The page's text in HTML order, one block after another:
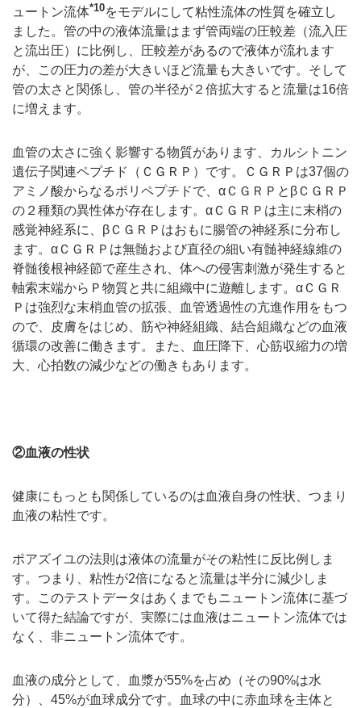
ュートン流体*10をモデルにして粘性流体の性質を確立し
ました。管の中の液体流量はまず管両端の圧較差（流入圧
と流出圧）に比例し、圧較差があるので液体が流れます
が、この圧力の差が大きいほど流量も大きいです。そして
管の太さと関係し、管の半径が２倍拡大すると流量は16倍
に増えます。
血管の太さに強く影響する物質があります、カルシトニン
遺伝子関連ペプチド（ＣＧＲＰ）です。ＣＧＲＰは37個の
アミノ酸からなるポリペプチドで、αＣＧＲＰとβＣＧＲＰ
の２種類の異性体が存在します。αＣＧＲＰは主に末梢の
感覚神経系に、βＣＧＲＰはおもに腸管の神経系に分布し
ます。αＣＧＲＰは無髄および直径の細い有髄神経線維の
脊髄後根神経節で産生され、体への侵害刺激が発生すると
軸索末端からＰ物質と共に組織中に遊離します。αＣＧＲ
Ｐは強烈な末梢血管の拡張、血管透過性の亢進作用をもつ
ので、皮膚をはじめ、筋や神経組織、結合組織などの血液
循環の改善に働きます。また、血圧降下、心筋収縮力の増
大、心拍数の減少などの働きもあります。
②血液の性状
健康にもっとも関係しているのは血液自身の性状、つまり
血液の粘性です。
ポアズイユの法則は液体の流量がその粘性に反比例しま
す。つまり、粘性が2倍になると流量は半分に減少しま
す。このテストデータはあくまでもニュートン流体に基づ
いて得た結論ですが、実際には血液はニュートン流体では
なく、非ニュートン流体です。
血液の成分として、血漿が55%を占め（その90%は水
分）、45%が血球成分です。血球の中に赤血球を主体と